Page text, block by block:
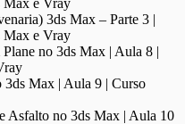
Max e Vray
3ds Max – Parte 3 |
Max e Vray
no 3ds Max | Aula 8 |
3ds Max | Aula 9 | Curso
Asfalto no 3ds Max | Aula 10